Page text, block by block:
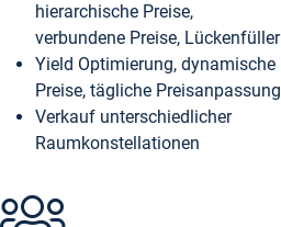
hierarchische Preise,
verbundene Preise, Lückenfüller
Yield Optimierung, dynamische
Preise, tägliche Preisanpassung
Verkauf unterschiedlicher
Raumkonstellationen